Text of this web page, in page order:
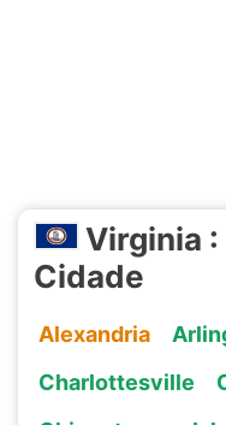
Virginia
Cidade
Alexandria
Charlottesville